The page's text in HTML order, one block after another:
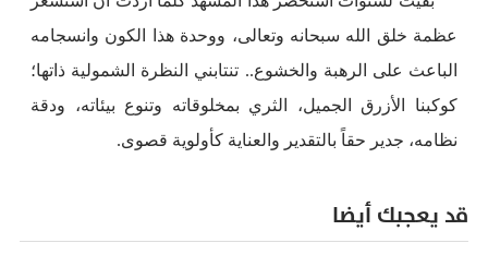
عظمة خلق الله سبحانه وتعالى، ووحدة هذا الكون وانسجامه
الباعث على الرهبة والخشوع.. تنتابني النظرة الشمولية ذاتها؛
كوكبنا الأزرق الجميل، الثري بمخلوقاته وتنوع بيئاته، ودقة
نظامه، جدير حقاً بالتقدير والعناية كأولوية قصوى.
قد يعجبك أيضا